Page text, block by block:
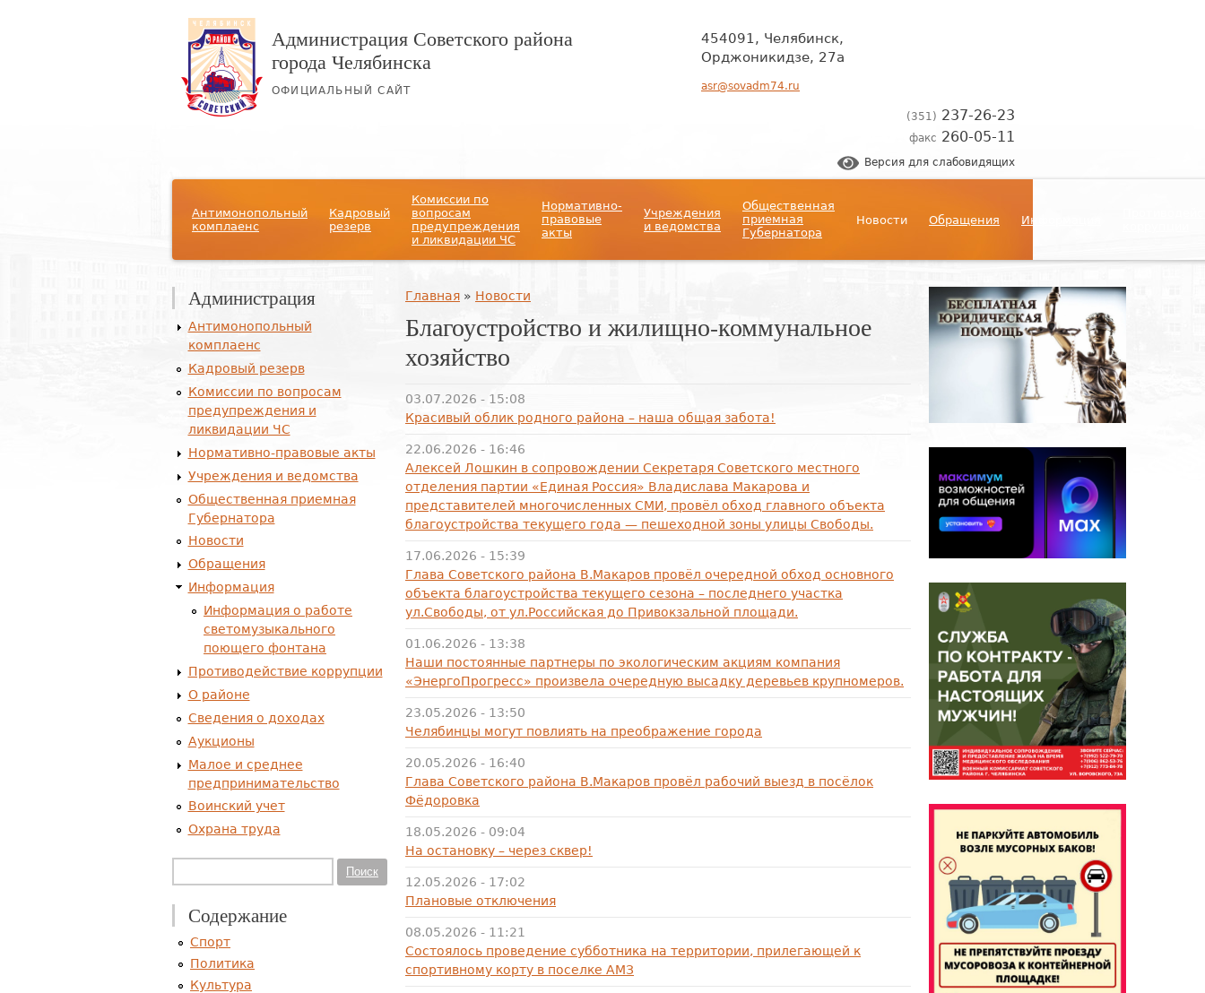
Администрация Советского района
города Челябинска
ОФИЦИАЛЬНЫЙ САЙТ
454091, Челябинск,
Орджоникидзе, 27а
asr@sovadm74.ru
(351) 237-26-23
факс 260-05-11
Версия для слабовидящих
Антимонопольный
комплаенс
Кадровый
резерв
Комиссии по
вопросам
предупреждения
и ликвидации ЧС
Нормативно-
правовые
акты
Учреждения
и ведомства
Общественная
приемная
Губернатора
Новости Обращения Информация
Вы здесь
Главная » Новости
Благоустройство и жилищно-коммунальное
хозяйство
03.07.2026 - 15:08
Красивый облик родного района – наша общая забота!
22.06.2026 - 16:46
Алексей Лошкин в сопровождении Секретаря Советского местного
отделения партии «Единая Россия» Владислава Макарова и
представителей многочисленных СМИ, провёл обход главного объекта
благоустройства текущего года — пешеходной зоны улицы Свободы.
17.06.2026 - 15:39
Глава Советского района В.Макаров провёл очередной обход основного
объекта благоустройства текущего сезона – последнего участка
ул.Свободы, от ул.Российская до Привокзальной площади.
01.06.2026 - 13:38
Наши постоянные партнеры по экологическим акциям компания
«ЭнергоПрогресс» произвела очередную высадку деревьев крупномеров.
23.05.2026 - 13:50
Челябинцы могут повлиять на преображение города
20.05.2026 - 16:40
Глава Советского района В.Макаров провёл рабочий выезд в посёлок
Фёдоровка
18.05.2026 - 09:04
На остановку – через сквер!
12.05.2026 - 17:02
Плановые отключения
08.05.2026 - 11:21
Cостоялось проведение субботника на территории, прилегающей к
спортивному корту в поселке АМЗ
Администрация
Антимонопольный
комплаенс
Кадровый резерв
Комиссии по вопросам
предупреждения и
ликвидации ЧС
Нормативно-правовые акты
Учреждения и ведомства
Общественная приемная
Губернатора
Новости
Обращения
Информация
Информация о работе
светомузыкального
поющего фонтана
Противодействие коррупции
О районе
Сведения о доходах
Аукционы
Малое и среднее
предпринимательство
Воинский учет
Охрана труда
Поиск
Содержание
Спорт
Политика
Культура